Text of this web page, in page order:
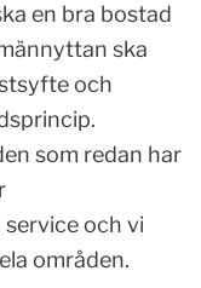
en bra bostad
ska
och
som redan har
och vi
områden.